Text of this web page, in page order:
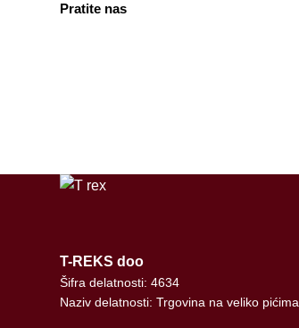
Pratite nas
T-REKS doo
Šifra delatnosti: 4634
Naziv delatnosti: Trgovina na veliko pićima